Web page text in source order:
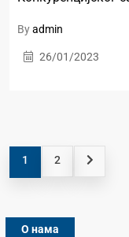
Byadmin
26/01/2023
1 2
О нама